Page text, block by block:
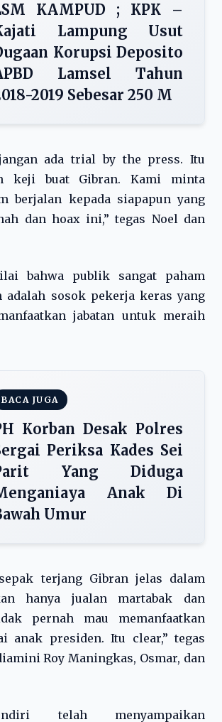
KAMPUD ; KPK –
Lampung Usut
Korupsi Deposito
Lamsel Tahun
2019 Sebesar 250 M
ada trial by the press. Itu
keji buat Gibran. Kami minta
berjalan kepada siapapun yang
dan hoax ini,” tegas Noel dan
bahwa publik sangat paham
adalah sosok pekerja keras yang
jabatan untuk meraih
BACA JUGA
Korban Desak Polres
Periksa Kades Sei
Yang Diduga
Anak Di
Umur
terjang Gibran jelas dalam
hanya jualan martabak dan
pernah mau memanfaatkan
anak presiden. Itu clear,” tegas
Roy Maningkas, Osmar, dan
telah menyampaikan